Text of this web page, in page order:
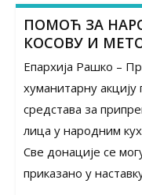
ПОМОЋ ЗА
КОСОВУ И
Епархија Рашко –
хуманитарну
средстава за
лица у народним
Све донације се
приказано у